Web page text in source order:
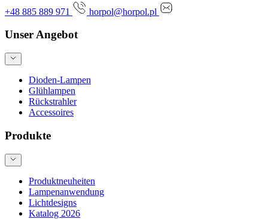
+48 885 889 971 horpol@horpol.pl
Unser Angebot
Dioden-Lampen
Glühlampen
Rückstrahler
Accessoires
Produkte
Produktneuheiten
Lampenanwendung
Lichtdesigns
Katalog 2026